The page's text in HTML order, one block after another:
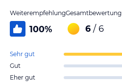
Weiterempfehlung
100%
Gesamtbewertung
6 / 6
Sehr gut
Gut
Eher gut